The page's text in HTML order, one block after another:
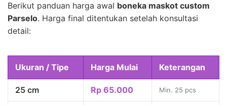
Berikut panduan harga awal boneka maskot custom
Parselo. Harga final ditentukan setelah konsultasi
detail:
Ukuran / Tipe Harga Mulai Keterangan
25 cm Rp 65.000 Min. 25 pcs